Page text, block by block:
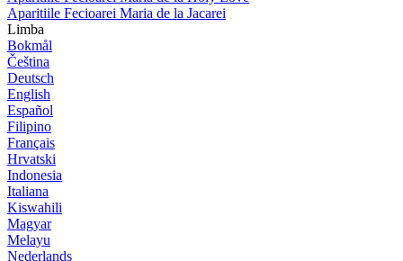
Aparitiile Fecioarei Maria de la Jacarei
Limba
Bokmål
Čeština
Deutsch
English
Español
Filipino
Français
Hrvatski
Indonesia
Italiana
Kiswahili
Magyar
Melayu
Nederlands